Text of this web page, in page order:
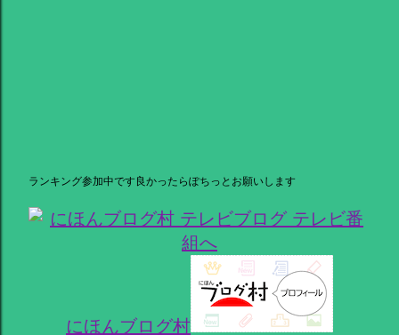
ランキング参加中です良かったらぽちっとお願いします
にほんブログ村